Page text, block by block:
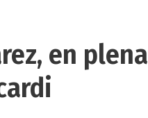
en plena